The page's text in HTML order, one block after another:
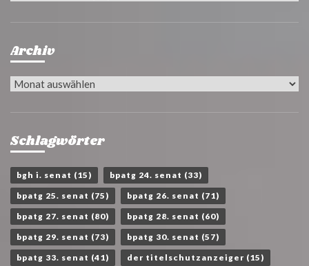
Archiv
Archiv
Schlagwörter
bgh i. senat (15) bpatg 24. senat (33)
bpatg 25. senat (75) bpatg 26. senat (71)
bpatg 27. senat (80) bpatg 28. senat (60)
bpatg 29. senat (73) bpatg 30. senat (57)
bpatg 33. senat (41) der titelschutzanzeiger (15)